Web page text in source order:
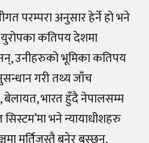
परम्परा अनुसार हेर्ने हो भने
कतिपय देशमा
उनीहरुको भूमिका कतिपय
गरी तथ्य जाँच
बेलायत, भारत हुँदै नेपालसम्म
भने न्यायाधीशहरु